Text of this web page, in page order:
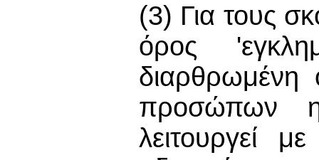
(3) Για τους
όρος
διαρθρωμένη
προσώπων η
λειτουργεί